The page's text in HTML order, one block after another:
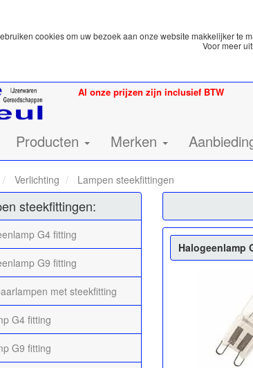
cookies om uw bezoek aan onze website makkelijker te
Voor meer
Al onze prijzen zijn inclusief BTW
Producten Merken
Verlichting Lampen steekfittingen
steekfittingen:
G4 fitting
G9 fitting
met steekfitting
G4 fitting
G9 fitting
Halogeenlamp